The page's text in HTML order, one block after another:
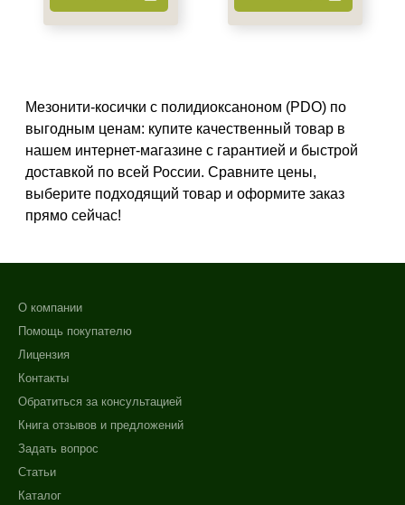
Мезонити-косички с полидиоксаноном (PDO) по
выгодным ценам: купите качественный товар в
нашем интернет-магазине с гарантией и быстрой
доставкой по всей России. Сравните цены,
выберите подходящий товар и оформите заказ
прямо сейчас!
О компании
Помощь покупателю
Лицензия
Контакты
Обратиться за консультацией
Книга отзывов и предложений
Задать вопрос
Статьи
Каталог
+7 (929) 933-09-89